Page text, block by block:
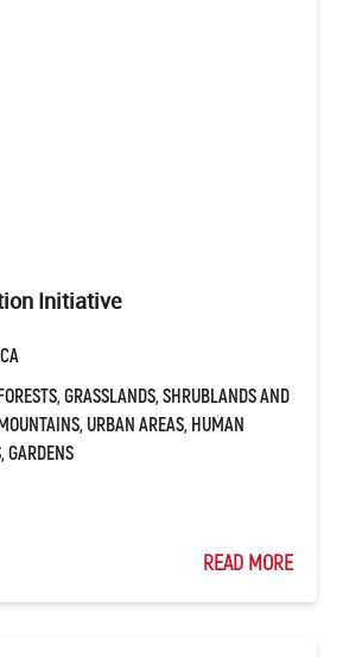
Initiative
GRASSLANDS, SHRUBLANDS AND
URBAN AREAS, HUMAN
GARDENS
READ MORE